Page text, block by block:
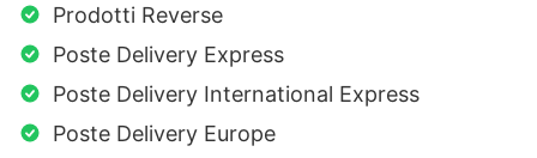
Prodotti Reverse
Poste Delivery Express
Poste Delivery International Express
Poste Delivery Europe